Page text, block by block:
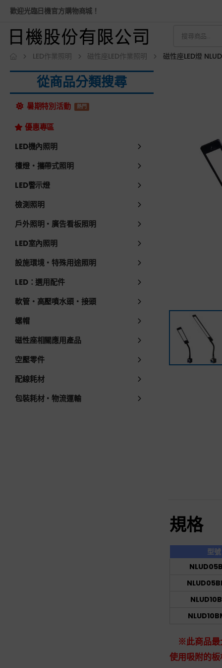
歡迎光臨日機官方購物商城！
LED作業照明 磁性座LED作業照明 磁性座LED燈
從商品分類搜尋
暑期特別活動 熱門
優惠專區
LED機內照明
檯燈・攜帶式照明
LED警示燈
檢測照明
戶外照明・廣告看板照明
LED室內照明
設施環境・特殊用途照明
LED：選用配件
軟管・高壓噴水頭・接頭
螺帽
磁性座相關應用產品
空壓零件
配線耗材
包裝耗材・物流運輸
規格
型號
※此商品最
使用吸附的